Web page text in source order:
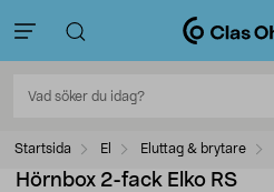
Startsida El Eluttag & brytare
Hörnbox 2-fack Elko RS